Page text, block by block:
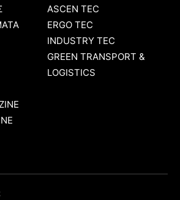
ASCEN TEC
ERGO TEC
INDUSTRY TEC
GREEN TRANSPORT &
LOGISTICS